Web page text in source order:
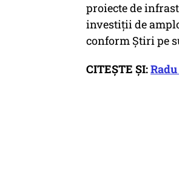
proiecte de
investiții de
conform Știri pe
CITEȘTE ȘI: